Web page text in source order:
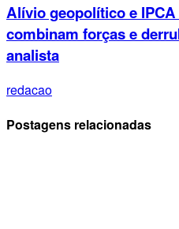
Alívio geopolítico e
combinam forças e
analista
redacao
Postagens relacionadas